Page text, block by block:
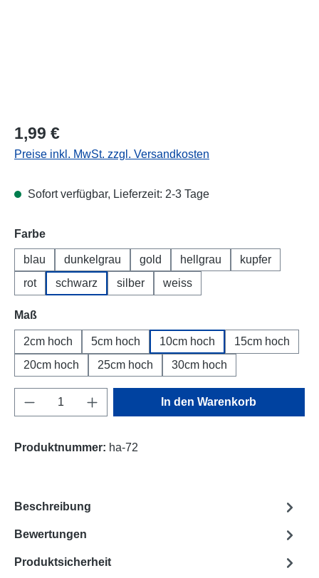
Regulärer Preis:
1,99 €
Preise inkl. MwSt. zzgl. Versandkosten
Sofort verfügbar, Lieferzeit: 2-3 Tage
Farbe
blau dunkelgrau gold hellgrau
kupfer
rot
schwarz silber weiss
Maß
2cm hoch 5cm hoch 10cm hoch
15cm hoch
20cm hoch
25cm hoch 30cm hoch
Produkt Anzahl: Gib den gewünschten
In den Warenkorb
Produktnummer: ha-72
Beschreibung
Bewertungen
Produktsicherheit